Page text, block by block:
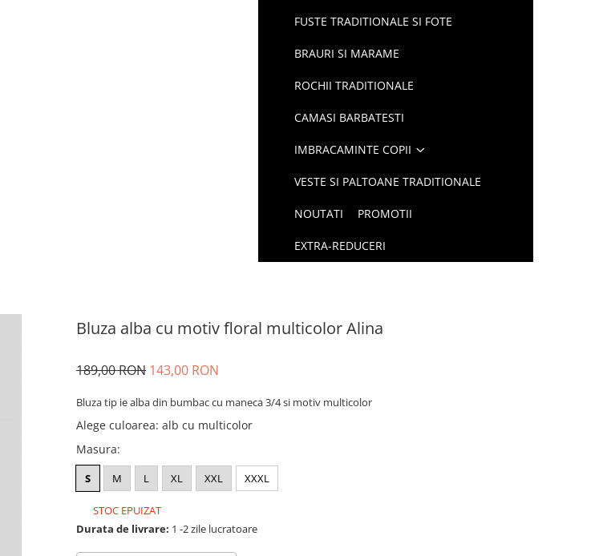
FUSTE TRADITIONALE SI FOTE
BRAURI SI MARAME
ROCHII TRADITIONALE
CAMASI BARBATESTI
IMBRACAMINTE COPII
VESTE SI PALTOANE TRADITIONALE
NOUTATI PROMOTII
EXTRA-REDUCERI
Bluza alba cu motiv floral multicolor Alina
189,00 RON 143,00 RON
Bluza tip ie alba din bumbac cu maneca 3/4 si motiv multicolor
Alege culoarea: alb cu multicolor
Masura:
S M L XL XXL XXXL
STOC EPUIZAT
Durata de livrare: 1 -2 zile lucratoare